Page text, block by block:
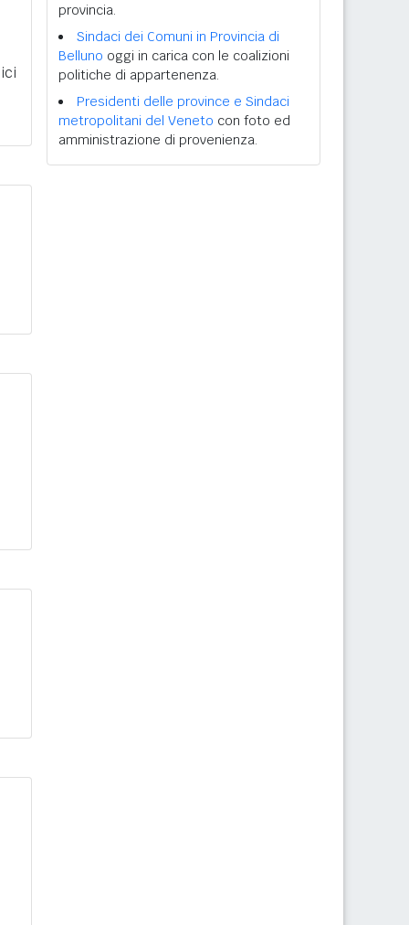
provincia.
Sindaci dei Comuni in Provincia di
Belluno oggi in carica con le coalizioni
politiche di appartenenza.
Presidenti delle province e Sindaci
metropolitani del Veneto con foto ed
amministrazione di provenienza.